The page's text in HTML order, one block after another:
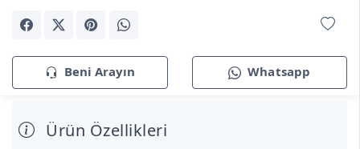
Beni Arayın Whatsapp
Ürün Özellikleri